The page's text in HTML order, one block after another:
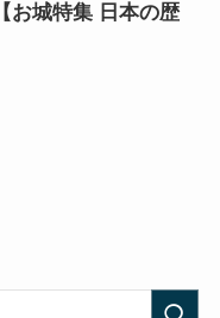
お城特集 日本の歴